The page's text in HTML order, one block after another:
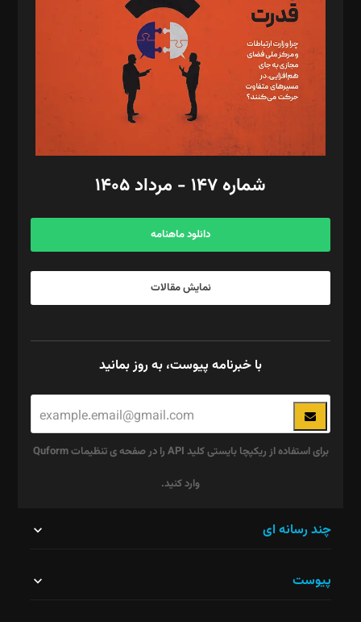
رستمی،مصطفی باستان
ویرایش: نگار استاد‌‌آقا
طراح یونیفرم: مجید توکلی
فیلمبرداری و عکاسی: امیر شفیعی، مانی لطفی زاده
گرافیک و صفحه‌آرایی: سید‌سبحان‌علی ثابت
مد‌یر توسعه تجاری: کامبیز برید‌
امور مالی: شاپور رهبری، محمد‌ کاظمی‌نیا
آگهی و مشترکین: ۰۹۱۹۹۹۹۰۴۵۴
شماره ۱۴۷ - مرداد ۱۴۰۵
دانلود ماهنامه
نمایش مقالات
با خبرنامه پیوست، به روز بمانید
برای استفاده از ریکپچا بایستی کلید API را در صفحه ی تنظیمات Quform
وارد کنید.
نباید
چند رسانه ای
پیوست